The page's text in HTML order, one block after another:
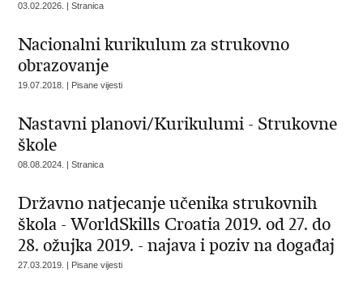
03.02.2026. | Stranica
Nacionalni kurikulum za strukovno
obrazovanje
19.07.2018. | Pisane vijesti
Nastavni planovi/Kurikulumi - Strukovne
škole
08.08.2024. | Stranica
Državno natjecanje učenika strukovnih
škola - WorldSkills Croatia 2019. od 27. do
28. ožujka 2019. - najava i poziv na događaj
27.03.2019. | Pisane vijesti